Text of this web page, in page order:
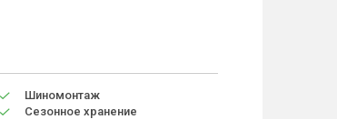
Шиномонтаж
Сезонное хранение